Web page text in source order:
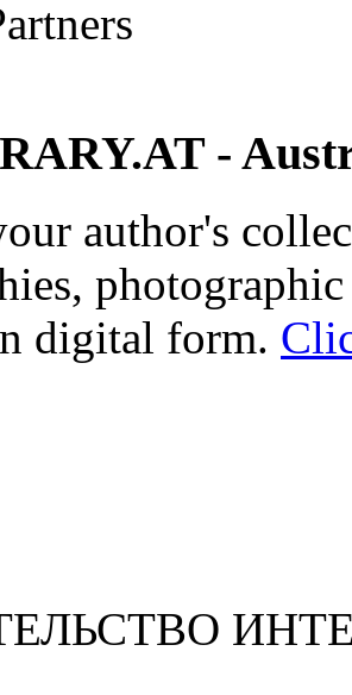
-
author's
digital form.